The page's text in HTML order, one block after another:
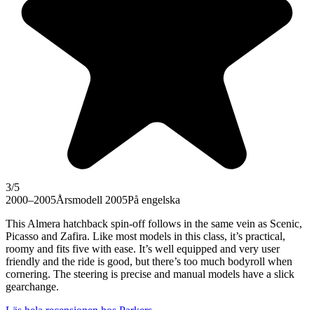
3/5
2000–2005Årsmodell 2005På engelska
This Almera hatchback spin-off follows in the same vein as Scenic,
Picasso and Zafira. Like most models in this class, it’s practical,
roomy and fits five with ease. It’s well equipped and very user
friendly and the ride is good, but there’s too much bodyroll when
cornering. The steering is precise and manual models have a slick
gearchange.